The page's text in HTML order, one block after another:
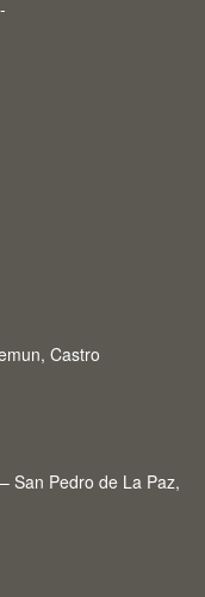
Castro
San Pedro de La Paz,